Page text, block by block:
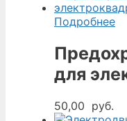
Подробнее
для
50,00 руб.